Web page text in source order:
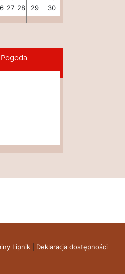
27 28 29
30
Pogoda
Lipnik| Deklaracja dostępności